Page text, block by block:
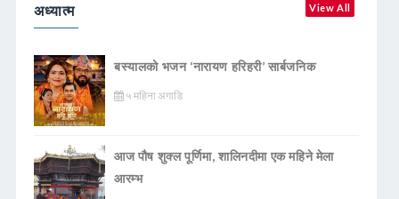
अध्यात्म View All
बस्यालको भजन ‘नारायण हरिहरी’ सार्बजनिक
५ महिना अगाडि
आज पौष शुक्ल पूर्णिमा, शालिनदीमा एक महिने मेला
आरम्भ